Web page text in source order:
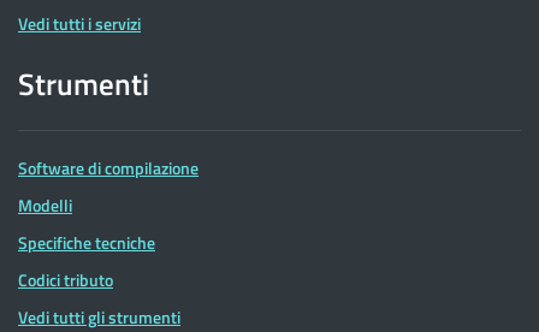
Vedi tutti i servizi
Strumenti
Software di compilazione
Modelli
Specifiche tecniche
Codici tributo
Vedi tutti gli strumenti